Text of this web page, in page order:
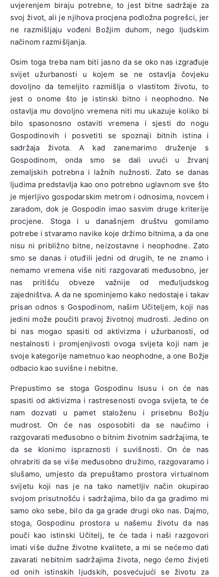
uvjerenjem biraju potrebne, to jest bitne sadržaje za
svoj život, ali je njihova procjena podložna pogrešci, jer
ne razmišljaju vođeni Božjim duhom, nego ljudskim
načinom razmišljanja.
Osim toga treba nam biti jasno da se oko nas izgrađuje
svijet užurbanosti u kojem se ne ostavlja čovjeku
dovoljno da temeljito razmišlja o vlastitom životu, to
jest o onome što je istinski bitno i neophodno. Ne
ostavlja mu dovoljno vremena niti mu ukazuje koliko bi
bilo spasonosno ostaviti vremena i sjesti do nogu
Gospodinovih i posvetiti se spoznaji bitnih istina i
sadržaja života. A kad zanemarimo druženje s
Gospodinom, onda smo se dali uvući u žrvanj
zemaljskih potrebna i lažnih nužnosti. Zato se danas
ljudima predstavlja kao ono potrebno uglavnom sve što
je mjerljivo gospodarskim metrom i odnosima, novcem i
zaradom, dok je Gospodin imao sasvim druge kriterije
procjene. Stoga i u današnjem društvu gomilamo
potrebe i stvaramo navike koje držimo bitnima, a da one
nisu ni približno bitne, neizostavne i neophodne. Zato
smo se danas i otuđili jedni od drugih, te ne znamo i
nemamo vremena više niti razgovarati međusobno, jer
nas pritišću obveze važnije od međuljudskog
zajedništva. A da ne spominjemo kako nedostaje i takav
prisan odnos s Gospodinom, našim Učiteljem, koji nas
jedini može poučiti pravoj životnoj mudrosti. Jedino on
bi nas mogao spasiti od aktivizma i užurbanosti, od
nestalnosti i promjenjivosti ovoga svijeta koji nam je
svoje kategorije nametnuo kao neophodne, a one Božje
odbacio kao suvišne i nebitne.
Prepustimo se stoga Gospodinu Isusu i on će nas
spasiti od aktivizma i rastresenosti ovoga svijeta, te će
nam dozvati u pamet staloženu i prisebnu Božju
mudrost. On će nas osposobiti da se naučimo i
razgovarati međusobno o bitnim životnim sadržajima, te
da se klonimo ispraznosti i suvišnosti. On će nas
ohrabriti da se više međusobno družimo, razgovaramo i
slušamo, umjesto da prepuštamo prostora virtualnom
svijetu koji nas je na tako nametljiv način okupirao
svojom prisutnošću i sadržajima, bilo da ga gradimo mi
samo oko sebe, bilo da ga grade drugi oko nas. Dajmo,
stoga, Gospodinu prostora u našemu životu da nas
pouči kao istinski Učitelj, te će tada i naši razgovori
imati više dužne životne kvalitete, a mi se nećemo dati
zavarati nebitnim sadržajima života, nego ćemo živjeti
od onih istinskih ljudskih, posvećujući se životu za